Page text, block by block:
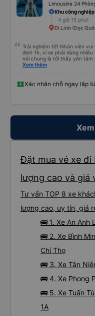
Limousine 24
Khu công nghiệp
4 giờ 15 phút
Di Linh (Dọc
Trải nghiệm tốt Nhân viên
định 1h, vì xe phải dừng
nói chung là tối thấy yên tâm
hộ và giới thiệu cho người
Xem thêm
Xác nhận chỗ ngay lập
Đặt mua vé xe đi
lượng cao và giá
Tư vấn TOP 8 xe
lượng cao, uy tín, giá
🚌 1. Xe An Anh
🚌 2. Xe Bình
Chí Thọ
🚌 3. Xe Tân
🚌 4. Xe Phong
🚌 5. Xe Tuấn
1A